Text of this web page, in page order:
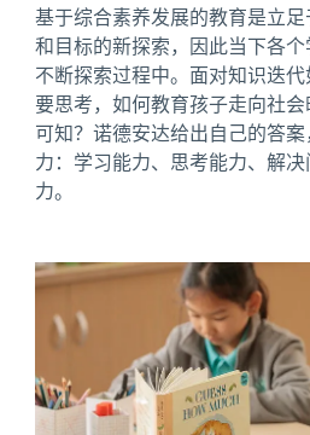
基于综合素养发展的教育是立
和目标的新探索，因此当下各
不断探索过程中。面对知识迭
要思考，如何教育孩子走向社
可知？诺德安达给出自己的答
力：学习能力、思考能力、解
力。
News image